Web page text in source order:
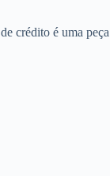
crédito é uma